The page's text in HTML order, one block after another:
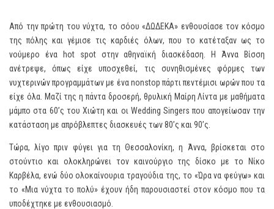
Από την πρώτη του νύχτα, το σόου «ΔΩΔΕΚΑ» ενθουσίασε τον κόσμο
της πόλης και γέμισε τις καρδιές όλων, που το κατέταξαν ως το
νούμερο ένα hot spot στην αθηναϊκή διασκέδαση. Η Άννα Βίσση
ανέτρεψε, όπως είχε υποσχεθεί, τις συνηθισμένες φόρμες των
νυχτερινών προγραμμάτων με ένα nonstop πάρτι πεντέμισι ωρών που τα
είχε όλα. Μαζί της η πάντα δροσερή, θρυλική Μαίρη Λίντα με μαθήματα
μάμπο στα 60’ς του Χιώτη και οι Wedding Singers που απογείωσαν την
κατάσταση με απρόβλεπτες διασκευές των 80’ς και 90’ς.
Τώρα, λίγο πριν φύγει για τη Θεσσαλονίκη, η Άννα, βρίσκεται στο
στούντιο και ολοκληρώνει τον καινούργιο της δίσκο με το Νίκο
Καρβέλα, ενώ δύο ολοκαίνουρια τραγούδια της, το «Ώρα να φεύγω» και
το «Μια νύχτα το πολύ» έχουν ήδη παρουσιαστεί στον κόσμο που τα
υποδέχτηκε με ενθουσιασμό.